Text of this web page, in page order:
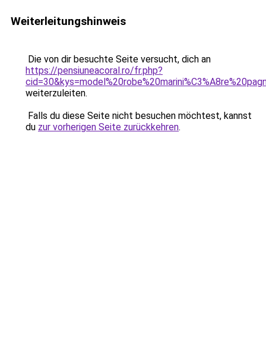
Weiterleitungshinweis
Die von dir besuchte Seite versucht, dich an
https://pensiuneacoral.ro/fr.php?
weiterzuleiten.
Falls du diese Seite nicht besuchen möchtest, kannst
du zur vorherigen Seite zurückkehren.